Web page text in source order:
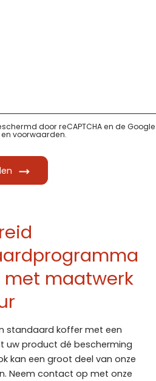
door reCAPTCHA en de Google
voorwaarden.
met maatwerk
standaard koffer met een
uw product dé bescherming
kan een groot deel van onze
Neem contact op met onze